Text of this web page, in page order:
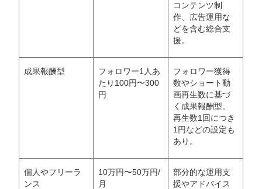
コンテンツ制
作、広告運用な
どを含む総合支
援。
成果報酬型
フォロワー1人あ
たり100円〜300
円
フォロワー獲得
数やショート動
画再生数に基づ
く成果報酬型。
再生数1回につき
1円などの設定も
あり。
個人やフリーラ
ンス
10万円〜50万円/
月
部分的な運用支
援やアドバイス